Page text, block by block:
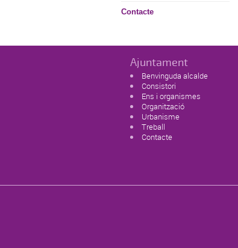
Contacte
Ajuntament
Benvinguda alcalde
Consistori
Ens i organismes
Organització
Urbanisme
Treball
Contacte